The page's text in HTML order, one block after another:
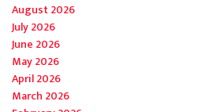
August 2026
July 2026
June 2026
May 2026
April 2026
March 2026